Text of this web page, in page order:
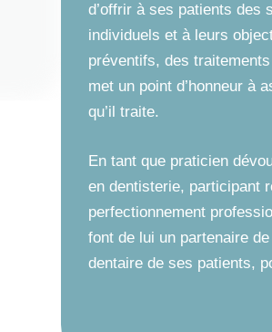
d’offrir à ses patients des
individuels et à leurs
préventifs, des
met un point d’honneur à
qu’il traite.
En tant que praticien
en dentisterie, participant
perfectionnement
font de lui un partenaire
dentaire de ses patients,